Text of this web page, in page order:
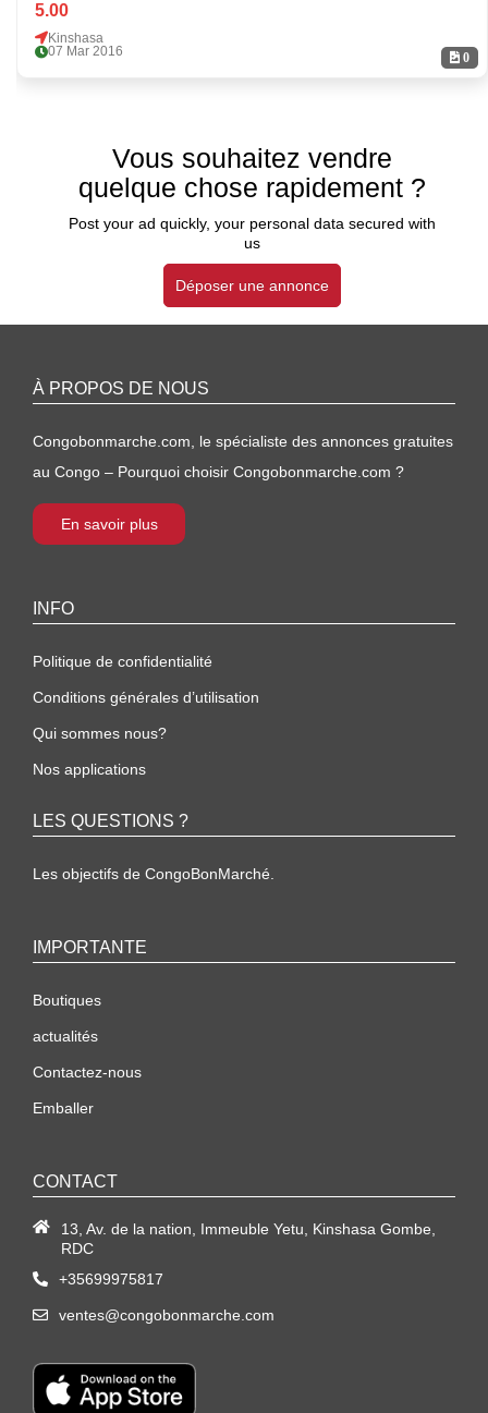
0
5.00
Kinshasa
07 Mar 2016
Vous souhaitez vendre
quelque chose rapidement ?
Post your ad quickly, your personal data secured with
us
Déposer une annonce
À PROPOS DE NOUS
Congobonmarche.com, le spécialiste des annonces gratuites
au Congo – Pourquoi choisir Congobonmarche.com ?
En savoir plus
INFO
Politique de confidentialité
Conditions générales d’utilisation
Qui sommes nous?
Nos applications
LES QUESTIONS ?
Les objectifs de CongoBonMarché.
IMPORTANTE
Boutiques
actualités
Contactez-nous
Emballer
CONTACT
13, Av. de la nation, Immeuble Yetu, Kinshasa Gombe,
RDC
+35699975817
ventes@congobonmarche.com